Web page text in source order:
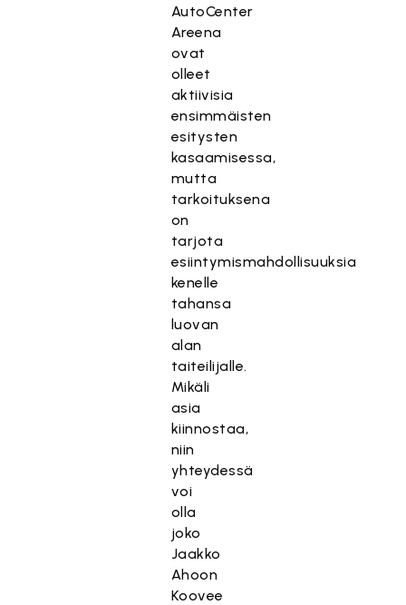
AutoCenter
Areena
ovat
olleet
aktiivisia
ensimmäisten
esitysten
kasaamisessa,
mutta
tarkoituksena
on
tarjota
esiintymismahdollisuuksia
kenelle
tahansa
luovan
alan
taiteilijalle.
Mikäli
asia
kiinnostaa,
niin
yhteydessä
voi
olla
joko
Jaakko
Ahoon
Koovee